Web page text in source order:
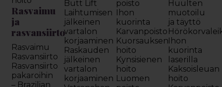
Rasvaimu
ja
rasvansiirto
Rasvaimu
Rasvansiirto
Rasvansiirto
pakaroihin
– Brazilian
Butt Lift
Laihtumisen
jälkeinen
vartalon
korjaaminen
Raskauden
jälkeinen
vartalon
korjaaminen
poisto
Ihon
kuorinta
Karvanpoisto
Kuorsauksen
hoito
Kynsisienen
hoito
Luomen
Huulten
muotoilu
ja täyttö
Ihon
kuorinta
laserilla
Kaksoisleuan
hoito